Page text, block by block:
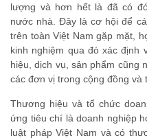
lượng và hơn hết là đã có
nước nhà. Đây là cơ hội để
trên toàn Việt Nam gặp mặt,
kinh nghiệm qua đó xác định
hiệu, dịch vụ, sản phẩm cũng
các đơn vị trong cộng đồng và
Thương hiệu và tổ chức
ứng tiêu chí là doanh nghiệp
luật pháp Việt Nam và có